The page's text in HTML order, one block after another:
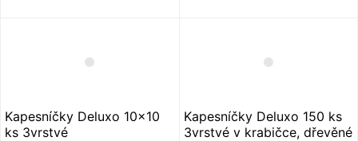
Kapesníčky Deluxo 10x10
ks 3vrstvé
Kapesníčky Deluxo 150 ks
3vrstvé v krabičce, dřevěné